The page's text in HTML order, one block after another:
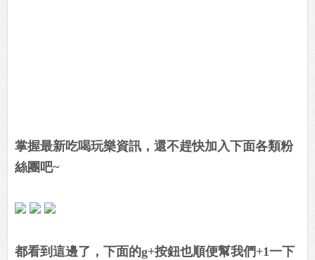
掌握最新吃喝玩樂資訊，還不趕快加入下面各類粉
絲團吧~
都看到這邊了，下面的g+按鈕也順便幫我們+1一下